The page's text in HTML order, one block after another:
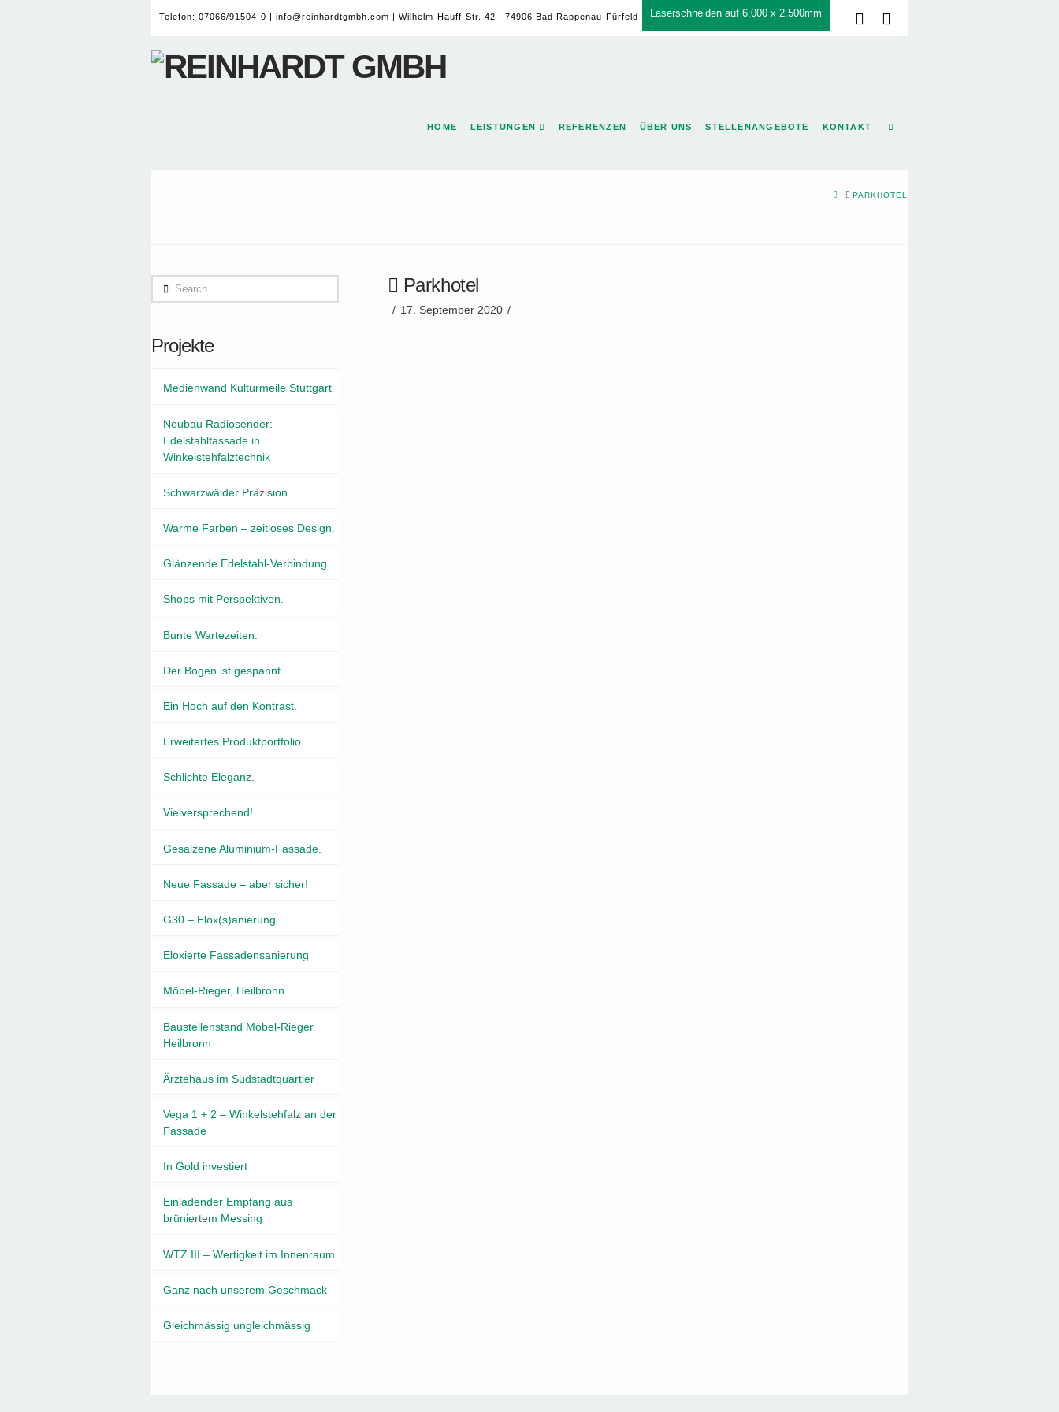
Telefon: 07066/91504-0 | info@reinhardtgmbh.com | Wilhelm-Hauff-Str. 42 | 74906 Bad Rappenau-Fürfeld Laserschneiden auf 6.000 x 2.500mm
HOME LEISTUNGEN REFERENZEN ÜBER UNS STELLENANGEBOTE KONTAKT
HOMEPARKHOTEL
Parkhotel
17. September 2020
Search
Projekte
Medienwand Kulturmeile Stuttgart
Neubau Radiosender:
Edelstahlfassade in
Winkelstehfalztechnik
Schwarzwälder Präzision.
Warme Farben – zeitloses Design.
Glänzende Edelstahl-Verbindung.
Shops mit Perspektiven.
Bunte Wartezeiten.
Der Bogen ist gespannt.
Ein Hoch auf den Kontrast.
Erweitertes Produktportfolio.
Schlichte Eleganz.
Vielversprechend!
Gesalzene Aluminium-Fassade.
Neue Fassade – aber sicher!
G30 – Elox(s)anierung
Eloxierte Fassadensanierung
Möbel-Rieger, Heilbronn
Baustellenstand Möbel-Rieger
Heilbronn
Ärztehaus im Südstadtquartier
Vega 1 + 2 – Winkelstehfalz an der
Fassade
In Gold investiert
Einladender Empfang aus
brüniertem Messing
WTZ.III – Wertigkeit im Innenraum
Ganz nach unserem Geschmack
Gleichmässig ungleichmässig